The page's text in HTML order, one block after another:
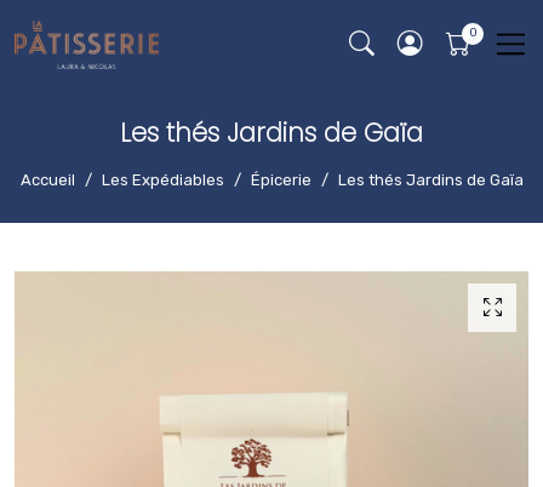
Les thés Jardins de Gaïa
Accueil Les Expédiables Épicerie Les thés Jardins de Gaïa